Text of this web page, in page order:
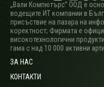
„Вали Компютърс” ООД е
водещите ИТ компании в
присъствие на пазара на
коректност; Фирмата е
високотехнологични
гама с над 10 000 активни
ЗА НАС
КОНТАКТИ